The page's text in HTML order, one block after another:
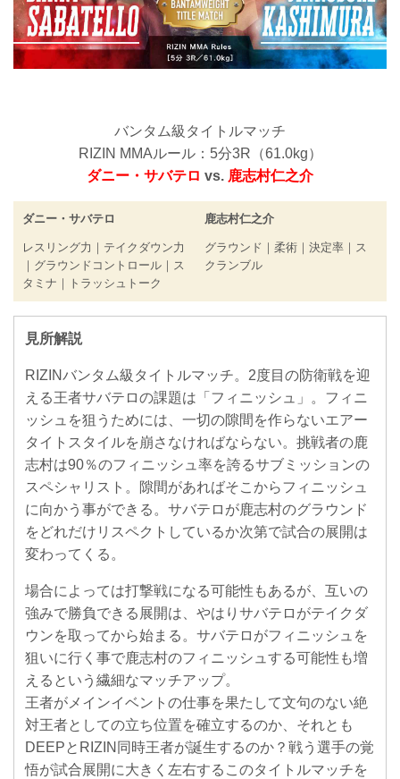
バンタム級タイトルマッチ
RIZIN MMAルール：5分3R（61.0kg）
ダニー・サバテロ vs. 鹿志村仁之介
ダニー・サバテロ
レスリング力｜テイクダウン力
｜グラウンドコントロール｜ス
タミナ｜トラッシュトーク
鹿志村仁之介
グラウンド｜柔術｜決定率｜ス
クランブル
見所解説
RIZINバンタム級タイトルマッチ。2度目の防衛戦を迎
える王者サバテロの課題は「フィニッシュ」。フィニ
ッシュを狙うためには、一切の隙間を作らないエアー
タイトスタイルを崩さなければならない。挑戦者の鹿
志村は90％のフィニッシュ率を誇るサブミッションの
スペシャリスト。隙間があればそこからフィニッシュ
に向かう事ができる。サバテロが鹿志村のグラウンド
をどれだけリスペクトしているか次第で試合の展開は
変わってくる。
場合によっては打撃戦になる可能性もあるが、互いの
強みで勝負できる展開は、やはりサバテロがテイクダ
ウンを取ってから始まる。サバテロがフィニッシュを
狙いに行く事で鹿志村のフィニッシュする可能性も増
えるという繊細なマッチアップ。
王者がメインイベントの仕事を果たして文句のない絶
対王者としての立ち位置を確立するのか、それとも
DEEPとRIZIN同時王者が誕生するのか？戦う選手の覚
悟が試合展開に大きく左右するこのタイトルマッチを